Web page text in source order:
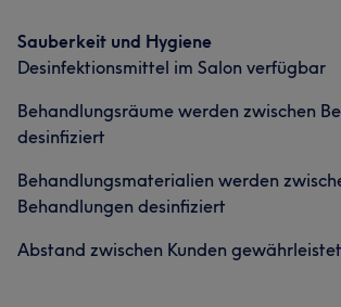
Sauberkeit und Hygiene
Desinfektionsmittel im Salon verfügbar
Behandlungsräume werden zwischen
desinfiziert
Behandlungsmaterialien werden
Behandlungen desinfiziert
Abstand zwischen Kunden gewährleistet